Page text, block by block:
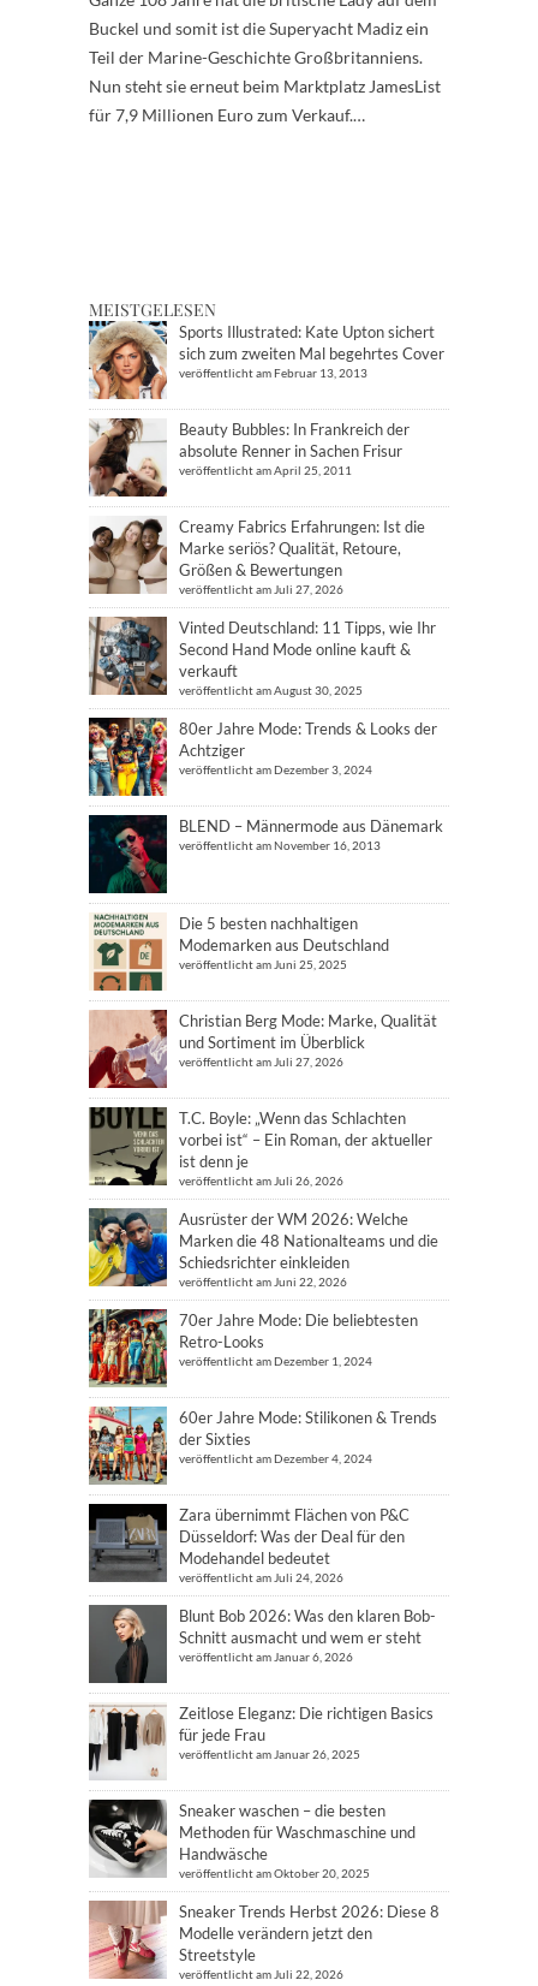
Buckel und somit ist die Superyacht Madiz ein
Teil der Marine-Geschichte Großbritanniens.
Nun steht sie erneut beim Marktplatz JamesList
für 7,9 Millionen Euro zum Verkauf.…
MEISTGELESEN
Sports Illustrated: Kate Upton sichert
sich zum zweiten Mal begehrtes Cover
veröffentlicht am Februar 13, 2013
Beauty Bubbles: In Frankreich der
absolute Renner in Sachen Frisur
veröffentlicht am April 25, 2011
Creamy Fabrics Erfahrungen: Ist die
Marke seriös? Qualität, Retoure,
Größen & Bewertungen
veröffentlicht am Juli 27, 2026
Vinted Deutschland: 11 Tipps, wie Ihr
Second Hand Mode online kauft &
verkauft
veröffentlicht am August 30, 2025
80er Jahre Mode: Trends & Looks der
Achtziger
veröffentlicht am Dezember 3, 2024
BLEND – Männermode aus Dänemark
veröffentlicht am November 16, 2013
Die 5 besten nachhaltigen
Modemarken aus Deutschland
veröffentlicht am Juni 25, 2025
Christian Berg Mode: Marke, Qualität
und Sortiment im Überblick
veröffentlicht am Juli 27, 2026
T.C. Boyle: „Wenn das Schlachten
vorbei ist“ – Ein Roman, der aktueller
ist denn je
veröffentlicht am Juli 26, 2026
Ausrüster der WM 2026: Welche
Marken die 48 Nationalteams und die
Schiedsrichter einkleiden
veröffentlicht am Juni 22, 2026
70er Jahre Mode: Die beliebtesten
Retro-Looks
veröffentlicht am Dezember 1, 2024
60er Jahre Mode: Stilikonen & Trends
der Sixties
veröffentlicht am Dezember 4, 2024
Zara übernimmt Flächen von P&C
Düsseldorf: Was der Deal für den
Modehandel bedeutet
veröffentlicht am Juli 24, 2026
Blunt Bob 2026: Was den klaren Bob-
Schnitt ausmacht und wem er steht
veröffentlicht am Januar 6, 2026
Zeitlose Eleganz: Die richtigen Basics
für jede Frau
veröffentlicht am Januar 26, 2025
Sneaker waschen – die besten
Methoden für Waschmaschine und
Handwäsche
veröffentlicht am Oktober 20, 2025
Sneaker Trends Herbst 2026: Diese 8
Modelle verändern jetzt den
Streetstyle
veröffentlicht am Juli 22, 2026